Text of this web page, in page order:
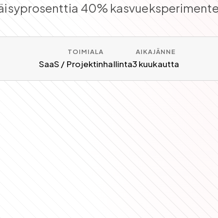
40%
TOIMIALA
SaaS / Projektinhallinta
AIKAJÄNNE
3 kuukautta